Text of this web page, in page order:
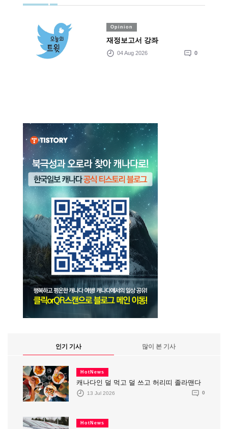
Opinion
재정보고서 강좌
04 Aug 2026 0
인기 기사 많이 본 기사
HotNews
캐나다인 덜 먹고 덜 쓰고 허리띠 졸라맨다
13 Jul 2026 0
HotNews